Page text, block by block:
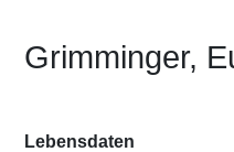
Grimminger,
Lebensdaten